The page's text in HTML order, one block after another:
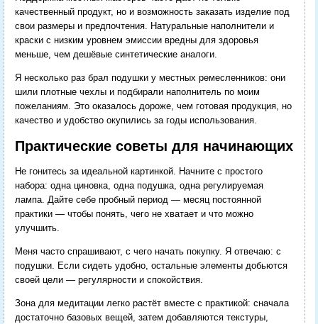
качественный продукт, но и возможность заказать изделие под
свои размеры и предпочтения. Натуральные наполнители и
краски с низким уровнем эмиссии вредны для здоровья
меньше, чем дешёвые синтетические аналоги.
Я несколько раз брал подушки у местных ремесленников: они
шили плотные чехлы и подбирали наполнитель по моим
пожеланиям. Это оказалось дороже, чем готовая продукция, но
качество и удобство окупились за годы использования.
Практические советы для начинающих
Не гонитесь за идеальной картинкой. Начните с простого
набора: одна циновка, одна подушка, одна регулируемая
лампа. Дайте себе пробный период — месяц постоянной
практики — чтобы понять, чего не хватает и что можно
улучшить.
Меня часто спрашивают, с чего начать покупку. Я отвечаю: с
подушки. Если сидеть удобно, остальные элементы добьются
своей цели — регулярности и спокойствия.
Зона для медитации легко растёт вместе с практикой: сначала
достаточно базовых вещей, затем добавляются текстуры,